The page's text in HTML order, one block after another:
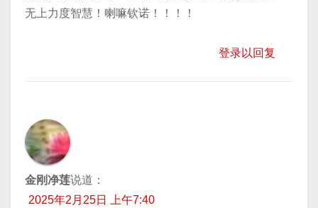
无上力度智慧！喇嘛钦诺！！！！
登录以回复
金刚净莲说道：
2025年2月25日 上午7:40